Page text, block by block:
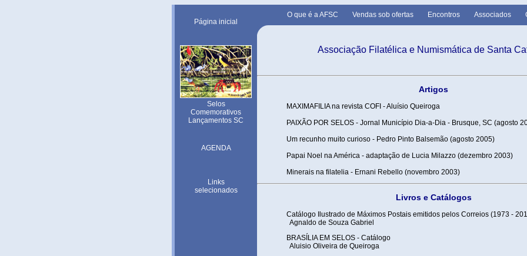
Página inicial
Selos
Comemorativos
Lançamentos SC
AGENDA
Links
selecionados
O que é a AFSC Vendas sob ofertas Encontros Associados
Associação Filatélica e Numismática de Santa
Artigos
MAXIMAFILIA na revista COFI - Aluísio Queiroga
PAIXÃO POR SELOS - Jornal Município Dia-a-Dia - Brusque, SC (agosto
Um recunho muito curioso - Pedro Pinto Balsemão (agosto 2005)
Papai Noel na América - adaptação de Lucia Milazzo (dezembro 2003)
Minerais na filatelia - Ernani Rebello (novembro 2003)
Livros e Catálogos
Catálogo Ilustrado de Máximos Postais emitidos pelos Correios (1973 -
Agnaldo de Souza Gabriel
BRASÍLIA EM SELOS - Catálogo
Aluisio Oliveira de Queiroga